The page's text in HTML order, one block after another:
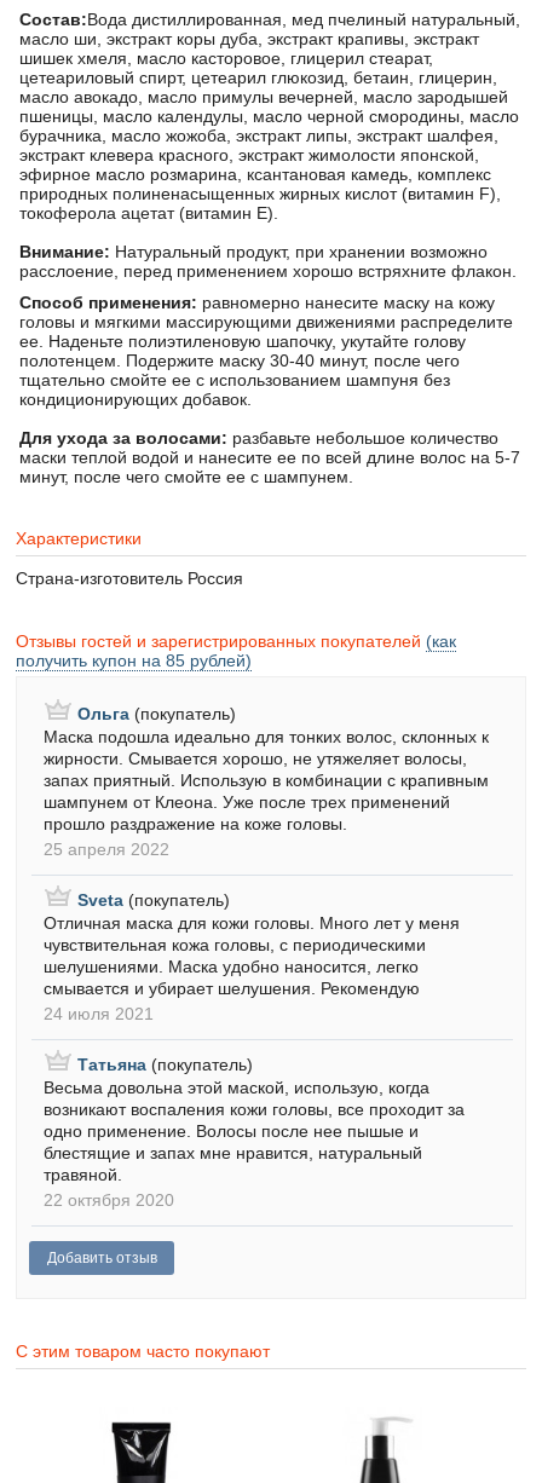
Состав:Вода дистиллированная, мед пчелиный натуральный,
масло ши, экстракт коры дуба, экстракт крапивы, экстракт
шишек хмеля, масло касторовое, глицерил стеарат,
цетеариловый спирт, цетеарил глюкозид, бетаин, глицерин,
масло авокадо, масло примулы вечерней, масло зародышей
пшеницы, масло календулы, масло черной смородины, масло
бурачника, масло жожоба, экстракт липы, экстракт шалфея,
экстракт клевера красного, экстракт жимолости японской,
эфирное масло розмарина, ксантановая камедь, комплекс
природных полиненасыщенных жирных кислот (витамин F),
токоферола ацетат (витамин Е).
Внимание: Натуральный продукт, при хранении возможно
расслоение, перед применением хорошо встряхните флакон.
Способ применения: равномерно нанесите маску на кожу
головы и мягкими массирующими движениями распределите
ее. Наденьте полиэтиленовую шапочку, укутайте голову
полотенцем. Подержите маску 30-40 минут, после чего
тщательно смойте ее с использованием шампуня без
кондиционирующих добавок.
Для ухода за волосами: разбавьте небольшое количество
маски теплой водой и нанесите ее по всей длине волос на 5-7
минут, после чего смойте ее с шампунем.
Характеристики
Страна-изготовитель Россия
Отзывы гостей и зарегистрированных покупателей (как
получить купон на 85 рублей)
Ольга (покупатель)
Маска подошла идеально для тонких волос, склонных к
жирности. Смывается хорошо, не утяжеляет волосы,
запах приятный. Использую в комбинации с крапивным
шампунем от Клеона. Уже после трех применений
прошло раздражение на коже головы.
25 апреля 2022
Sveta (покупатель)
Отличная маска для кожи головы. Много лет у меня
чувствительная кожа головы, с периодическими
шелушениями. Маска удобно наносится, легко
смывается и убирает шелушения. Рекомендую
24 июля 2021
Татьяна (покупатель)
Весьма довольна этой маской, использую, когда
возникают воспаления кожи головы, все проходит за
одно применение. Волосы после нее пышые и
блестящие и запах мне нравится, натуральный
травяной.
22 октября 2020
С этим товаром часто покупают